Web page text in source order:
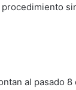
al pasado